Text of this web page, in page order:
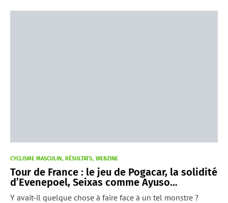
CYCLISME MASCULIN RÉSULTATS WEBZINE
Tour de France : le jeu de Pogacar, la solidité
d’Evenepoel, Seixas comme Ayuso…
Y avait-il quelque chose à faire face à un tel monstre ?